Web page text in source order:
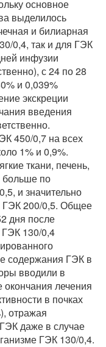
основное
выделилось
и билиарная
0,4, так и для ГЭК
инфузии
с 24 по 28
и 0,039%
экскреции
введения
450/0,7 на всех
1% и 0,9%.
ткани, печень,
больше по
и значительно
ГЭК 200/0,5. Общее
дня после
ГЭК 130/0,4
содержания ГЭК в
вводили в
лечения
в почках
отражая
даже в случае
ГЭК 130/0,4.